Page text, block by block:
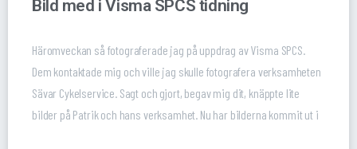
Bild med i Visma SPCS tidning
Häromveckan så fotograferade jag på uppdrag av Visma SPCS.
Dem kontaktade mig och ville jag skulle fotografera verksamheten
Sävar Cykelservice. Sagt och gjort, begav mig dit, knäppte lite
bilder på Patrik och hans verksamhet. Nu har bilderna kommit ut i